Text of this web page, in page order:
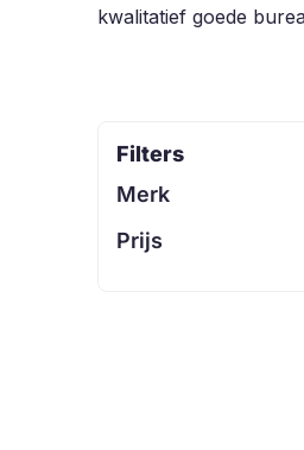
kwalitatief goede
Filters
Merk
Prijs